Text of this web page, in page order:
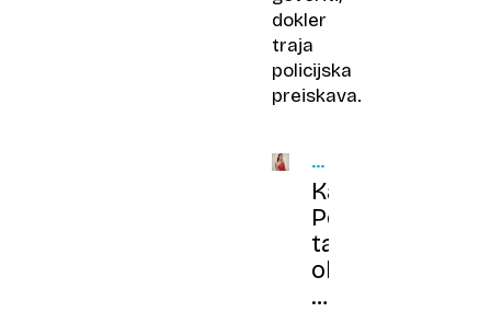
dokler
traja
policijska
preiskava.
PRED
20
LETI
Katy
Perry
tarča
obtožb
zaradi